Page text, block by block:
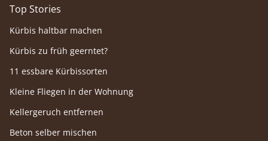
Top Stories
Kürbis haltbar machen
Kürbis zu früh geerntet?
11 essbare Kürbissorten
Kleine Fliegen in der Wohnung
Kellergeruch entfernen
Beton selber mischen